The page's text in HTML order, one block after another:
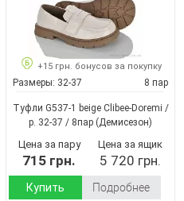
+15 грн. бонусов за покупку
Размеры: 32-37 8 пар
Туфли G537-1 beige Clibee-Doremi /
p. 32-37 / 8пар (Демисезон)
Цена за пару
715 грн.
Цена за ящик
5 720 грн.
Купить Подробнее